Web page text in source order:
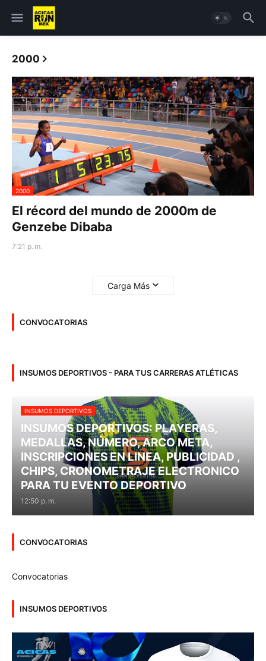
2000
2000
El récord del mundo de 2000m de
Genzebe Dibaba
7:21 p. m.
Carga Más
CONVOCATORIAS
INSUMOS DEPORTIVOS - PARA TUS CARRERAS ATLÉTICAS
INSUMOS DEPORTIVOS
INSUMOS DEPORTIVOS: PLAYERAS,
MEDALLAS, NÚMERO, ARCO META,
INSCRIPCIONES EN LINEA, PUBLICIDAD ,
CHIPS, CRONOMETRAJE ELECTRONICO
PARA TU EVENTO DEPORTIVO
12:50 p. m.
CONVOCATORIAS
Convocatorias
INSUMOS DEPORTIVOS